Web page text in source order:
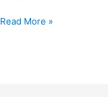
Read More »